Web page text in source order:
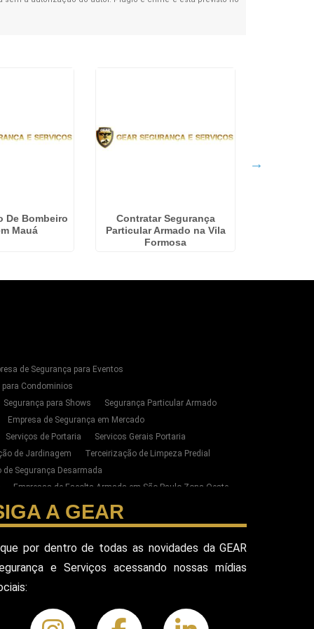
De Bombeiro
Mauá
Contratar Segurança
Particular Armado na Vila
Formosa
de Segurança para Eventos
para Condominios
Segurança para Shows
Segurança Particular Armado
Empresa de Segurança em Mercado
Serviços de Portaria
Servicos Gerais Portaria
de Jardinagem
Terceirização de Limpeza Predial
de Segurança Desarmada
Empresas de Escolta Armada em São Paulo Zona Oeste
de Limpeza e Conservação em SP
de SP
Equipe De Seguranca Para Eventos
Seguranca Pessoal Vip
Seguranca Vip
Alphaville
A GEAR
por dentro de todas as novidades da GEAR
e Serviços acessando nossas mídias